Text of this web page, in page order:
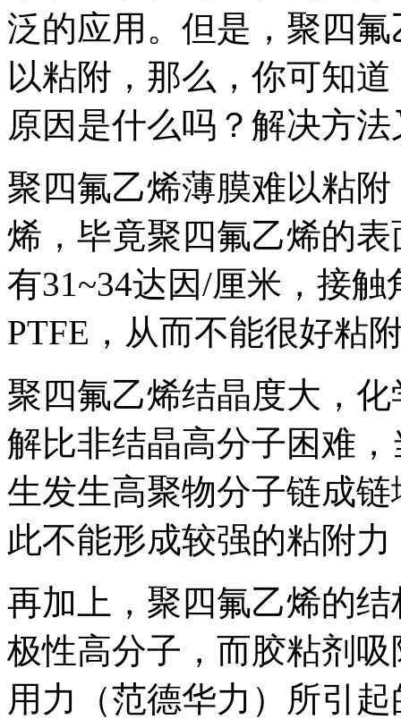
泛的应用。但是，聚四
以粘附，那么，你可知
原因是什么吗？解决方
聚四氟乙烯薄膜难以粘
烯，毕竟聚四氟乙烯的
有31~34达因/厘米，接
PTFE，从而不能很好粘
聚四氟乙烯结晶度大，
解比非结晶高分子困难
生发生高聚物分子链成
此不能形成较强的粘附力
再加上，聚四氟乙烯的
极性高分子，而胶粘剂
用力（范德华力）所引